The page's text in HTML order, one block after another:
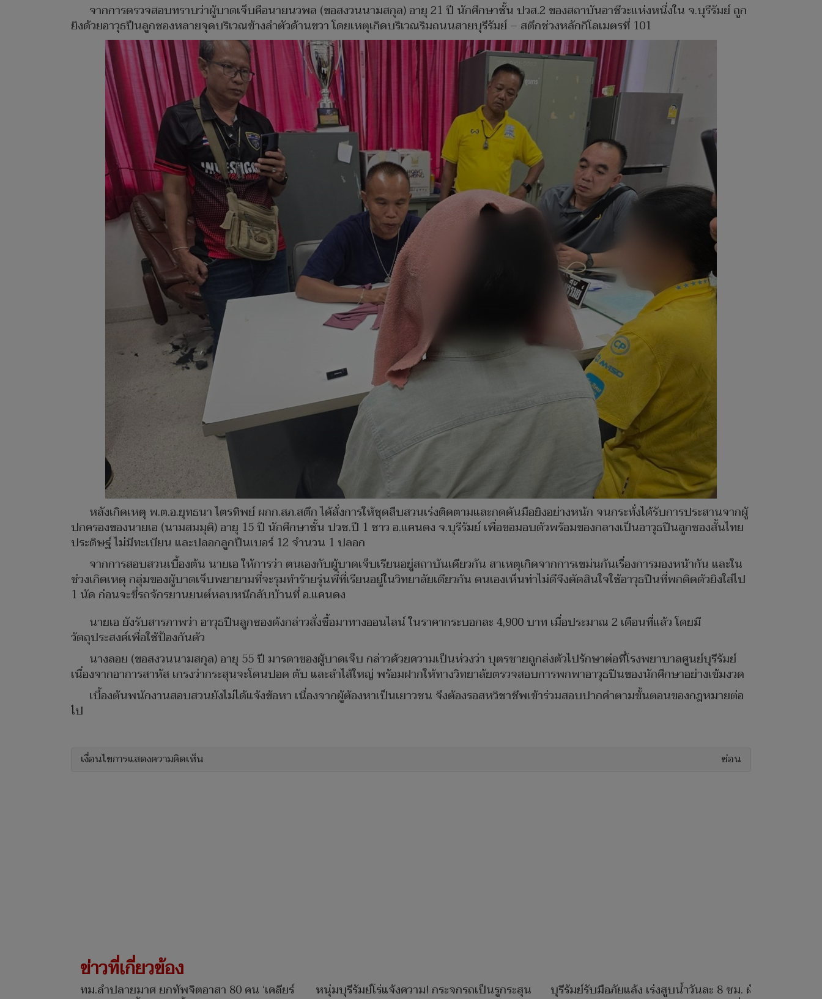
จากการตรวจสอบทราบว่าผู้บาดเจ็บคือนายนวพล (ขอสงวนนามสกุล) อายุ 21 ปี นักศึกษาชั้น ปวส.2 ของสถาบันอาชีวะแห่งหนึ่งใน จ.บุรีรัมย์ ถูก
ยิงด้วยอาวุธปืนลูกซองหลายจุดบริเวณข้างลำตัวด้านขวา โดยเหตุเกิดบริเวณริมถนนสายบุรีรัมย์ – สตึกช่วงหลักกิโลเมตรที่ 101
หลังเกิดเหตุ พ.ต.อ.ยุทธนา ไตรทิพย์ ผกก.สภ.สตึก ได้สั่งการให้ชุดสืบสวนเร่งติดตามและกดดันมือยิงอย่างหนัก จนกระทั่งได้รับการประสานจากผู้
ปกครองของนายเอ (นามสมมุติ) อายุ 15 ปี นักศึกษาชั้น ปวช.ปี 1 ชาว อ.แคนดง จ.บุรีรัมย์ เพื่อขอมอบตัวพร้อมของกลางเป็นอาวุธปืนลูกซองสั้นไทย
ประดิษฐ์ ไม่มีทะเบียน และปลอกลูกปืนเบอร์ 12 จำนวน 1 ปลอก
จากการสอบสวนเบื้องต้น นายเอ ให้การว่า ตนเองกับผู้บาดเจ็บเรียนอยู่สถาบันเดียวกัน สาเหตุเกิดจากการเขม่นกันเรื่องการมองหน้ากัน และใน
ช่วงเกิดเหตุ กลุ่มของผู้บาดเจ็บพยายามที่จะรุมทำร้ายรุ่นพี่ที่เรียนอยู่ในวิทยาลัยเดียวกัน ตนเองเห็นท่าไม่ดีจึงตัดสินใจใช้อาวุธปืนที่พกติดตัวยิงใส่ไป
1 นัด ก่อนจะขี่รถจักรยานยนต์หลบหนีกลับบ้านที่ อ.แคนดง
นายเอ ยังรับสารภาพว่า อาวุธปืนลูกซองดังกล่าวสั่งซื้อมาทางออนไลน์ ในราคากระบอกละ 4,900 บาท เมื่อประมาณ 2 เดือนที่แล้ว โดยมี
วัตถุประสงค์เพื่อใช้ป้องกันตัว
นางลอย (ขอสงวนนามสกุล) อายุ 55 ปี มารดาของผู้บาดเจ็บ กล่าวด้วยความเป็นห่วงว่า บุตรชายถูกส่งตัวไปรักษาต่อที่โรงพยาบาลศูนย์บุรีรัมย์
เนื่องจากอาการสาหัส เกรงว่ากระสุนจะโดนปอด ตับ และลำไส้ใหญ่ พร้อมฝากให้ทางวิทยาลัยตรวจสอบการพกพาอาวุธปืนของนักศึกษาอย่างเข้มงวด
เบื้องต้นพนักงานสอบสวนยังไม่ได้แจ้งข้อหา เนื่องจากผู้ต้องหาเป็นเยาวชน จึงต้องรอสหวิชาชีพเข้าร่วมสอบปากคำตามขั้นตอนของกฎหมายต่อ
ไป
เงื่อนไขการแสดงความคิดเห็น ซ่อน
ข่าวที่เกี่ยวข้อง
ทม.ลำปลายมาศ ยกทัพจิตอาสา 80 คน ‘เคลียร์
หนุ่มบุรีรัมย์โร่แจ้งความ! กระจกรถเป็นรูกระสุน
บุรีรัมย์รับมือภัยแล้ง เร่งสูบน้ำวันละ 8 ชม. ผัน